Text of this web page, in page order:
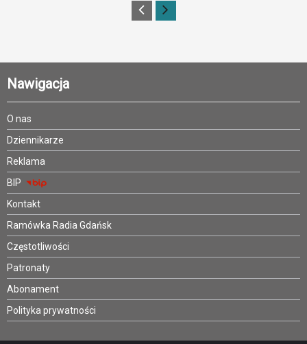
Nawigacja
O nas
Dziennikarze
Reklama
BIP
Kontakt
Ramówka Radia Gdańsk
Częstotliwości
Patronaty
Abonament
Polityka prywatności